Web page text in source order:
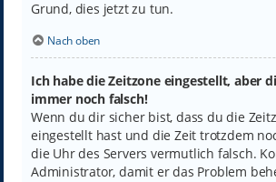
Grund, dies jetzt zu tun.
Nach oben
Ich habe die Zeitzone eingestellt, aber
immer noch falsch!
Wenn du dir sicher bist, dass du die
eingestellt hast und die Zeit trotzdem
die Uhr des Servers vermutlich falsch.
Administrator, damit er das Problem